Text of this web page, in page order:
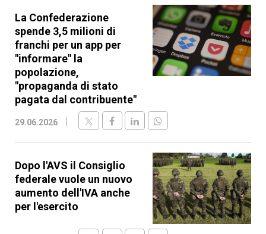
La Confederazione
spende 3,5 milioni di
franchi per un app per
"informare" la
popolazione,
"propaganda di stato
pagata dal contribuente"
29.06.2026
Dopo l'AVS il Consiglio
federale vuole un nuovo
aumento dell'IVA anche
per l'esercito